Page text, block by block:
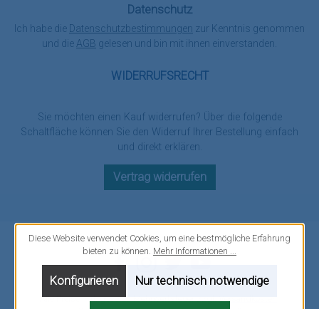
WIDERRUFSRECHT
Sie möchten einen Kauf widerrufen? Über die folgende
Schaltfläche können Sie den Widerruf Ihrer Bestellung einfach
und direkt erklären.
Vertrag widerrufen
Datenschutz
Ich habe die Datenschutzbestimmungen zur Kenntnis genommen
und die AGB gelesen und bin mit ihnen einverstanden.
Facebook
Alle Preise inkl. gesetzl. Mehrwertsteuer zzgl.Versandkosten
Diese Website verwendet Cookies, um eine bestmögliche Erfahrung
bieten zu können. Mehr Informationen ...
Nur technisch notwendige
Konfigurieren